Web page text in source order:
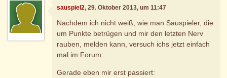
sauspiel2, 29. Oktober 2013, um 11:47
Nachdem ich nicht weiß, wie man Sauspieler, die
um Punkte betrügen und mir den letzten Nerv
rauben, melden kann, versuch ichs jetzt einfach
mal im Forum:
Gerade eben mir erst passiert: